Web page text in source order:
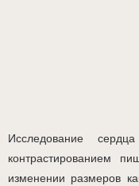
Исследование
контрастированием
изменении размеров